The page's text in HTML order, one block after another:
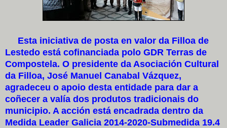
Esta iniciativa de posta en valor da Filloa de
Lestedo está cofinanciada polo GDR Terras de
Compostela. O presidente da Asociación Cultural
da Filloa, José Manuel Canabal Vázquez,
agradeceu o apoio desta entidade para dar a
coñecer a valía dos produtos tradicionais do
municipio. A acción está encadrada dentro da
Medida Leader Galicia 2014-2020-Submedida 19.4